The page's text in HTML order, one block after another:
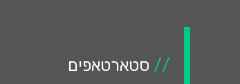
// סטארטאפים